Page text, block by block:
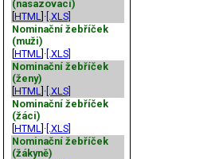
(nasazovací)
HTML ]· [.XLS]
Nominační žebříček
(muži)
HTML ]· [.XLS]
Nominační žebříček
(ženy)
HTML ]· [.XLS]
Nominační žebříček
(žáci)
HTML ]· [.XLS]
Nominační žebříček
(žákyně)